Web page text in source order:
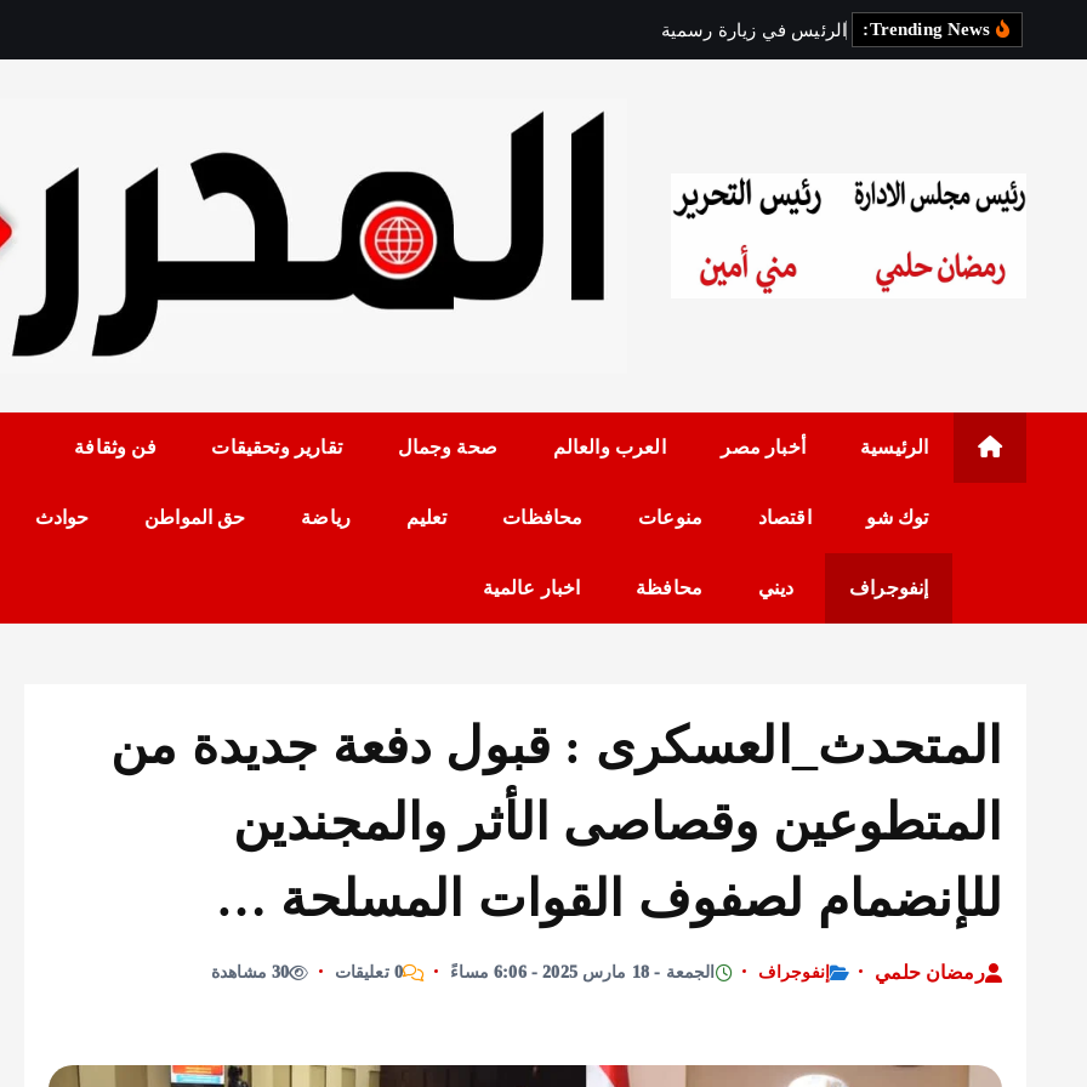
م
لرئيس في ز يار ة ر سمية
رئيس مجلس الإدارة: رمضان حلمي رئيس
الرئيسية أخبار مصر العرب والعالم صحة وجمال تقارير وتحقيقات فن وثقافة
توك شو اقتصاد منوعات محافظات تعليم رياضة حق المواطن حوادث
إنفوجراف ديني محافظة اخبار عالمية
المتحدث_العسكرى : قبول دفعة جديدة من
المتطوعين وقصاصى الأثر والمجندين
للإنضمام لصفوف القوات المسلحة …
رمضان حلمي إنفوجراف الجمعة - 18 مارس 2025 - 6:06 مساءً 0 تعليقات 30 مشاهدة